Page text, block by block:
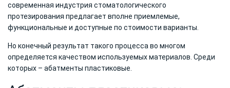
современная индустрия стоматологического
протезирования предлагает вполне приемлемые,
функциональные и доступные по стоимости варианты.
Но конечный результат такого процесса во многом
определяется качеством используемых материалов. Среди
которых – абатменты пластиковые.